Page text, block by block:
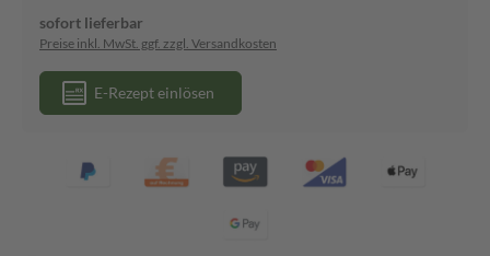
sofort lieferbar
Preise inkl. MwSt. ggf. zzgl. Versandkosten
E-Rezept einlösen